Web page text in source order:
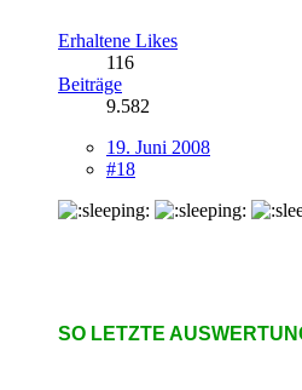
Erhaltene Likes
116
Beiträge
9.582
19. Juni 2008
#18
SO LETZTE